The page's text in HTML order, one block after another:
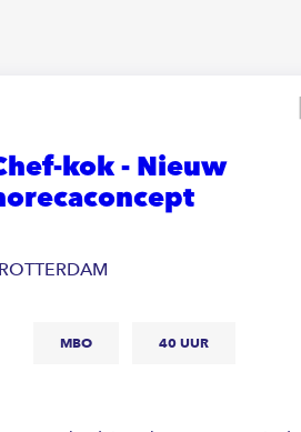
kok - Nieuw
ROTTERDAM
MBO 40 UUR